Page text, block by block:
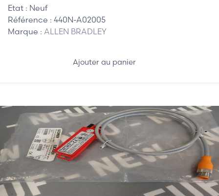
Etat : Neuf
Référence : 440N-A02005
Marque : ALLEN BRADLEY
Ajouter au panier